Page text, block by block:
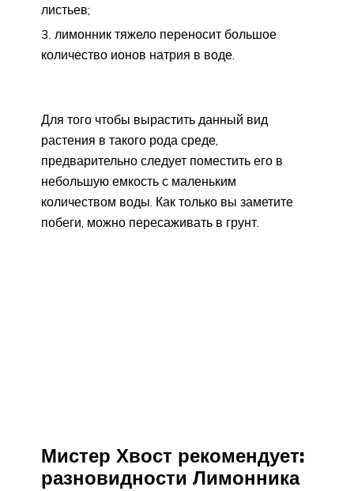
листьев;
лимонник тяжело переносит большое
количество ионов натрия в воде.
Для того чтобы вырастить данный вид
растения в такого рода среде,
предварительно следует поместить его в
небольшую емкость с маленьким
количеством воды. Как только вы заметите
побеги, можно пересаживать в грунт.
Мистер Хвост рекомендует:
разновидности Лимонника